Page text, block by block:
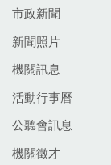
市政新聞
新聞照片
機關訊息
活動行事曆
公聽會訊息
機關徵才